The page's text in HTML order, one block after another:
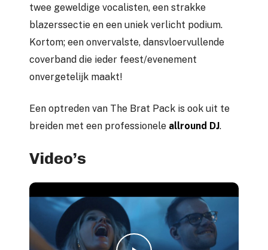
twee geweldige vocalisten, een strakke
blazerssectie en een uniek verlicht podium.
Kortom; een onvervalste, dansvloervullende
coverband die ieder feest/evenement
onvergetelijk maakt!
Een optreden van The Brat Pack is ook uit te
breiden met een professionele allround DJ.
Video’s
Play Video
Play Video